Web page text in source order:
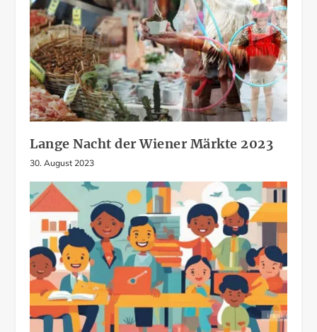
Lange Nacht der Wiener Märkte 2023
30. August 2023